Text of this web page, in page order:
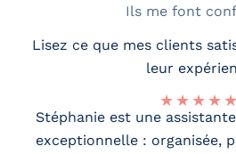
Ils me font
Lisez ce que mes clients
leur
★★★★★
Stéphanie est une
exceptionnelle : organisée,